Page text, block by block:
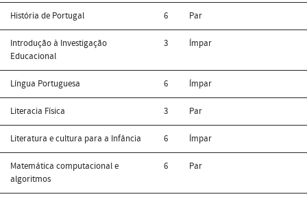
História de Portugal 6 Par
Introdução à Investigação
Educacional
3 Ímpar
Língua Portuguesa 6 Ímpar
Literacia Física 3 Par
Literatura e cultura para a Infância 6 Ímpar
Matemática computacional e
algoritmos
6 Par